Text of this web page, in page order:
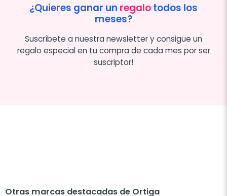
¿Quieres ganar un regalotodos los
meses?
Suscríbete a nuestra newsletter y consigue un
regalo especial en tu compra de cada mes por ser
suscriptor!
Otras marcas destacadas de Ortiga